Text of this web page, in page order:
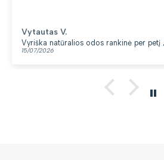
odos rankinė per petį „Rovicky“, juoda